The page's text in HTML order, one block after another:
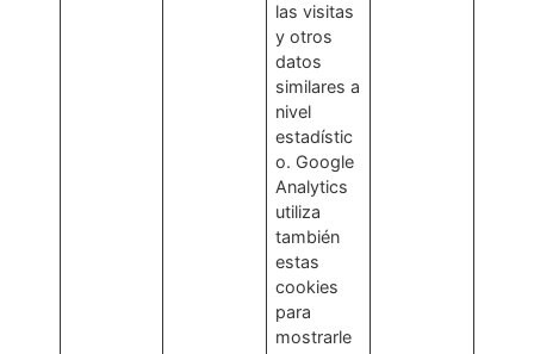
las visitas
y otros
datos
similares a
nivel
estadístic
o. Google
Analytics
utiliza
también
estas
cookies
para
mostrarle